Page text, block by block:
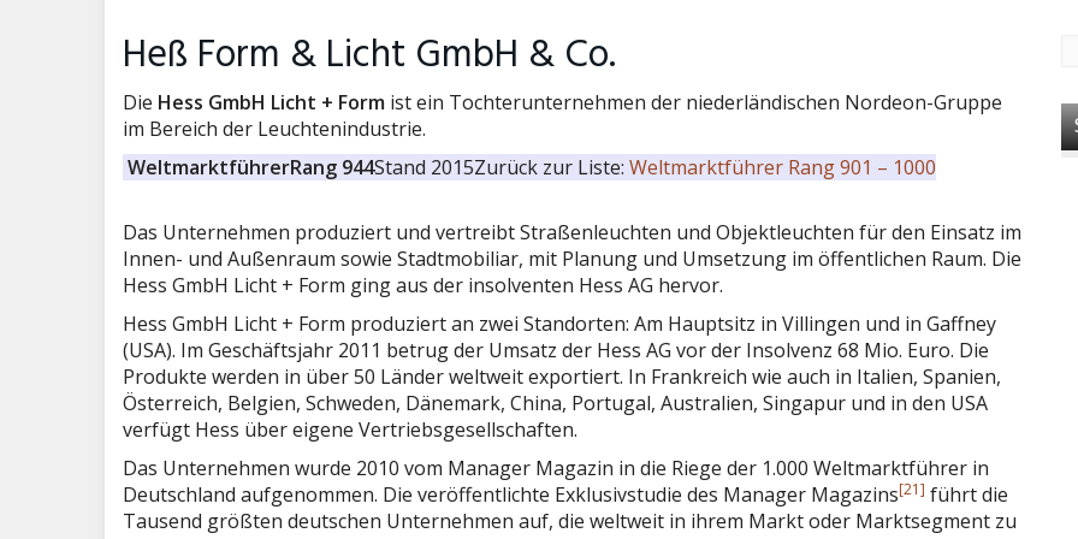
Heß Form & Licht GmbH & Co.
Die Hess GmbH Licht + Form ist ein Tochterunternehmen der niederländischen Nordeon-Gruppe
im Bereich der Leuchtenindustrie.
WeltmarktführerRang 944Stand 2015Zurück zur Liste: Weltmarktführer Rang 901 – 1000
Das Unternehmen produziert und vertreibt Straßenleuchten und Objektleuchten für den Einsatz im
Innen- und Außenraum sowie Stadtmobiliar, mit Planung und Umsetzung im öffentlichen Raum. Die
Hess GmbH Licht + Form ging aus der insolventen Hess AG hervor.
Hess GmbH Licht + Form produziert an zwei Standorten: Am Hauptsitz in Villingen und in Gaffney
(USA). Im Geschäftsjahr 2011 betrug der Umsatz der Hess AG vor der Insolvenz 68 Mio. Euro. Die
Produkte werden in über 50 Länder weltweit exportiert. In Frankreich wie auch in Italien, Spanien,
Österreich, Belgien, Schweden, Dänemark, China, Portugal, Australien, Singapur und in den USA
verfügt Hess über eigene Vertriebsgesellschaften.
Das Unternehmen wurde 2010 vom Manager Magazin in die Riege der 1.000 Weltmarktführer in
Deutschland aufgenommen. Die veröffentlichte Exklusivstudie des Manager Magazins[21] führt die
Tausend größten deutschen Unternehmen auf, die weltweit in ihrem Markt oder Marktsegment zu